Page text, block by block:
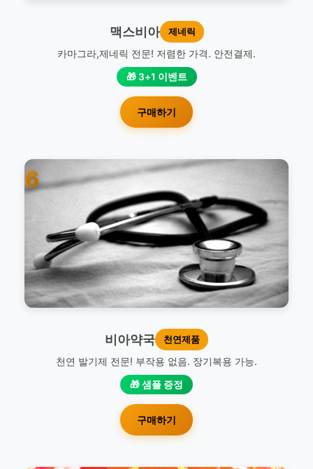
맥스비아 제네릭
카마그라,제네릭 전문! 저렴한 가격. 안전결제.
🎁 3+1 이벤트
구매하기
6
비아약국 천연제품
천연 발기제 전문! 부작용 없음. 장기복용 가능.
🎁 샘플 증정
구매하기